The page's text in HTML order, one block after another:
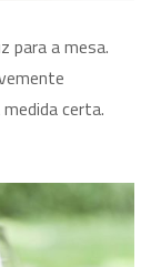
para a mesa.
certa.